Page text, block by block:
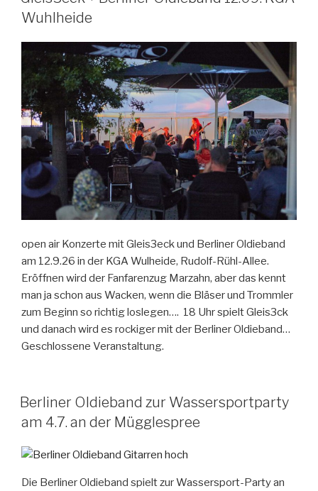
Wuhlheide
open air Konzerte mit Gleis3eck und Berliner Oldieband
am 12.9.26 in der KGA Wulheide, Rudolf-Rühl-Allee.
Eröffnen wird der Fanfarenzug Marzahn, aber das kennt
man ja schon aus Wacken, wenn die Bläser und Trommler
zum Beginn so richtig loslegen…. 18 Uhr spielt Gleis3ck
und danach wird es rockiger mit der Berliner Oldieband…
Geschlossene Veranstaltung.
Berliner Oldieband zur Wassersportparty
am 4.7. an der Mügglespree
Die Berliner Oldieband spielt zur Wassersport-Party an